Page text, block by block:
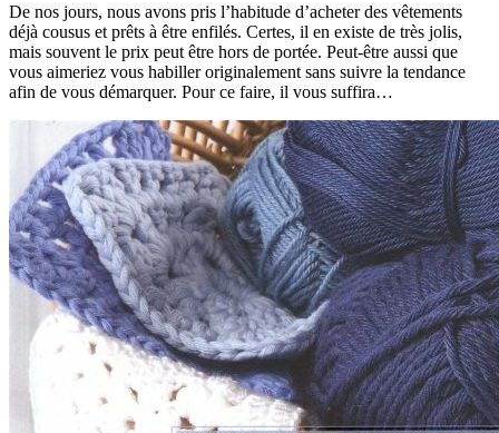
De nos jours, nous avons pris l’habitude d’acheter des vêtements
déjà cousus et prêts à être enfilés. Certes, il en existe de très jolis,
mais souvent le prix peut être hors de portée. Peut-être aussi que
vous aimeriez vous habiller originalement sans suivre la tendance
afin de vous démarquer. Pour ce faire, il vous suffira…